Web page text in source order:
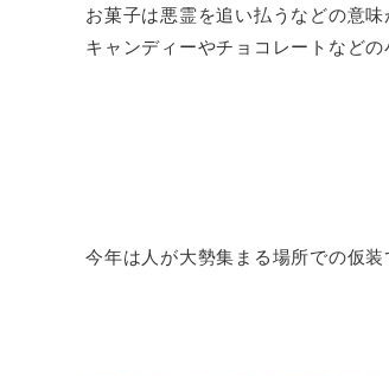
お菓子は悪霊を追い払うなどの意味
キャンディーやチョコレートなど
今年は人が大勢集まる場所での仮